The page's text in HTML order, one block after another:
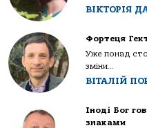
ВІКТОРІЯ
Фортеця
Уже понад
зміни...
ВІТАЛІЙ
Іноді Бог
знаками